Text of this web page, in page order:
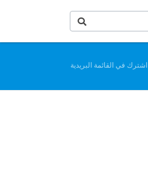
اشترك في القائمة البريدية